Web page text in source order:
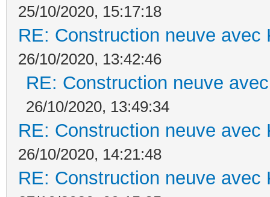
25/10/2020, 15:17:18
RE: Construction neuve avec
26/10/2020, 13:42:46
RE: Construction neuve
26/10/2020, 13:49:34
RE: Construction neuve avec
26/10/2020, 14:21:48
RE: Construction neuve avec